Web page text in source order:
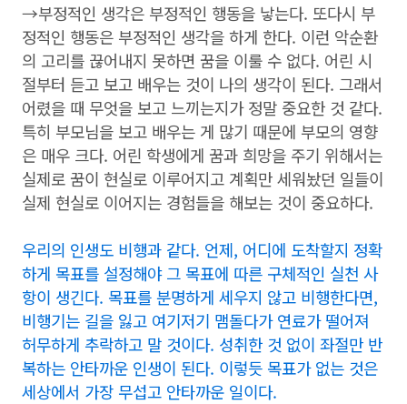
→부정적인 생각은 부정적인 행동을 낳는다. 또다시 부
정적인 행동은 부정적인 생각을 하게 한다. 이런 악순환
의 고리를 끊어내지 못하면 꿈을 이룰 수 없다. 어린 시
절부터 듣고 보고 배우는 것이 나의 생각이 된다. 그래서
어렸을 때 무엇을 보고 느끼는지가 정말 중요한 것 같다.
특히 부모님을 보고 배우는 게 많기 때문에 부모의 영향
은 매우 크다. 어린 학생에게 꿈과 희망을 주기 위해서는
실제로 꿈이 현실로 이루어지고 계획만 세워놨던 일들이
실제 현실로 이어지는 경험들을 해보는 것이 중요하다.
우리의 인생도 비행과 같다. 언제, 어디에 도착할지 정확
하게 목표를 설정해야 그 목표에 따른 구체적인 실천 사
항이 생긴다. 목표를 분명하게 세우지 않고 비행한다면,
비행기는 길을 잃고 여기저기 맴돌다가 연료가 떨어져
허무하게 추락하고 말 것이다. 성취한 것 없이 좌절만 반
복하는 안타까운 인생이 된다. 이렇듯 목표가 없는 것은
세상에서 가장 무섭고 안타까운 일이다.